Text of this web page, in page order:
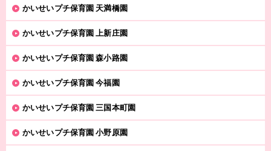
かいせいプチ保育園 天満橋園
かいせいプチ保育園 上新庄園
かいせいプチ保育園 森小路園
かいせいプチ保育園 今福園
かいせいプチ保育園 三国本町園
かいせいプチ保育園 小野原園